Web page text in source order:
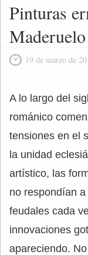
Pinturas
19 de marzo de
A lo largo del
románico
tensiones en el
la unidad
artístico, las
no respondían
feudales cada
innovaciones
apareciendo.